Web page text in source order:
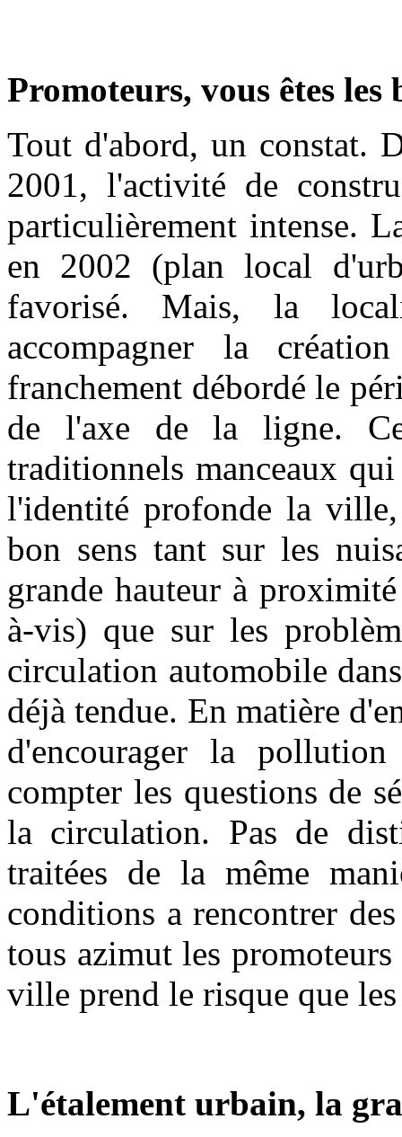
Promoteurs, vous êtes les
Tout d'abord, un constat.
2001, l'activité de
particulièrement intense.
en 2002 (plan local
favorisé. Mais, la
accompagner la
franchement débordé le
de l'axe de la ligne.
traditionnels manceaux
l'identité profonde la ville,
bon sens tant sur les
grande hauteur à
à-vis) que sur les
circulation automobile
déjà tendue. En matière
d'encourager la pollution
compter les questions de
la circulation. Pas de
traitées de la même
conditions a rencontrer
tous azimut les
ville prend le risque que
L'étalement urbain, la